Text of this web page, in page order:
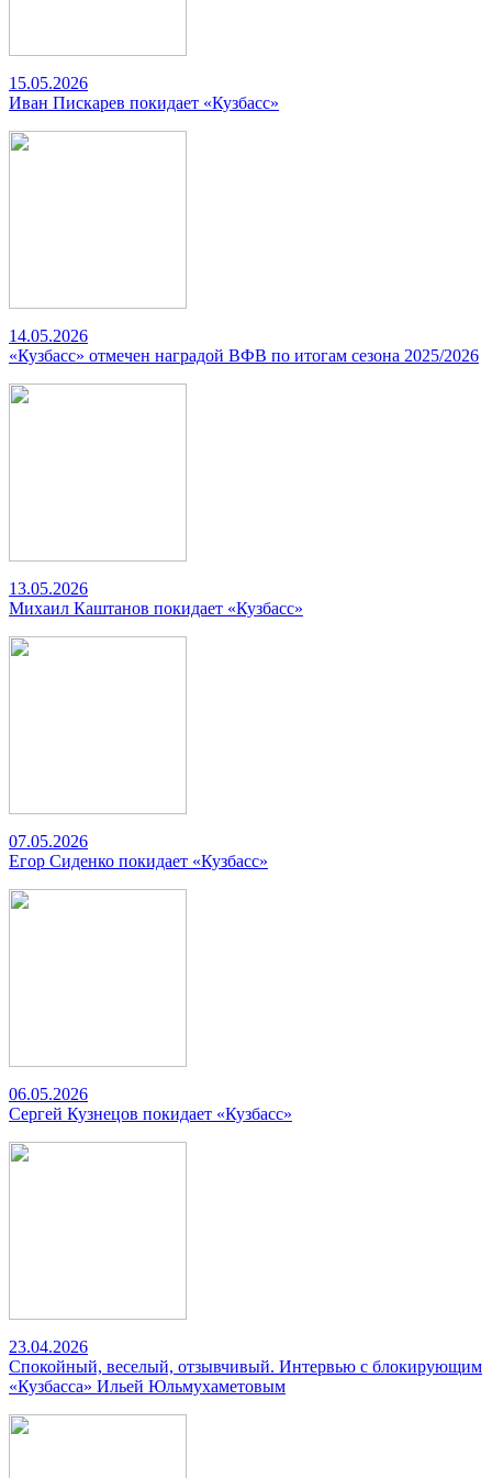
15.05.2026
Иван Пискарев покидает «Кузбасс»
14.05.2026
«Кузбасс» отмечен наградой ВФВ по итогам сезона 2025/2026
13.05.2026
Михаил Каштанов покидает «Кузбасс»
07.05.2026
Егор Сиденко покидает «Кузбасс»
06.05.2026
Сергей Кузнецов покидает «Кузбасс»
23.04.2026
Спокойный, веселый, отзывчивый. Интервью с блокирующим
«Кузбасса» Ильей Юльмухаметовым